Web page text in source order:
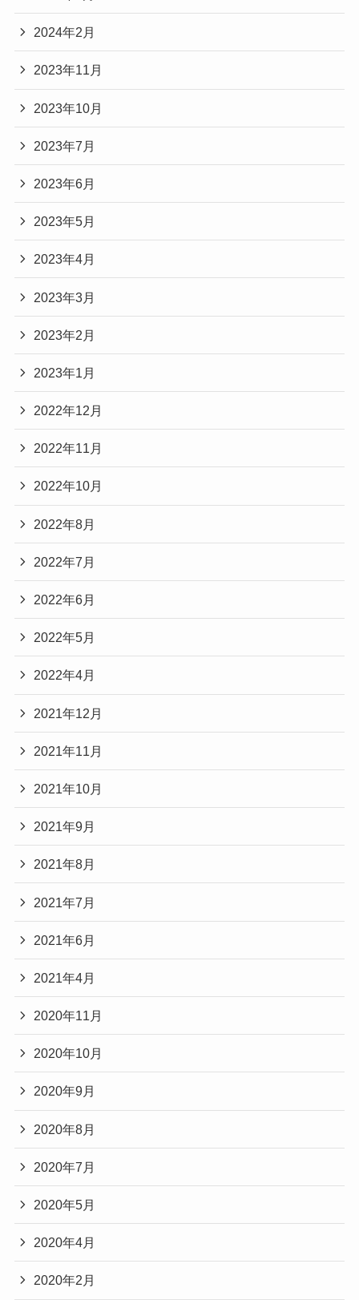
2024年2月
2023年11月
2023年10月
2023年7月
2023年6月
2023年5月
2023年4月
2023年3月
2023年2月
2023年1月
2022年12月
2022年11月
2022年10月
2022年8月
2022年7月
2022年6月
2022年5月
2022年4月
2021年12月
2021年11月
2021年10月
2021年9月
2021年8月
2021年7月
2021年6月
2021年4月
2020年11月
2020年10月
2020年9月
2020年8月
2020年7月
2020年5月
2020年4月
2020年2月